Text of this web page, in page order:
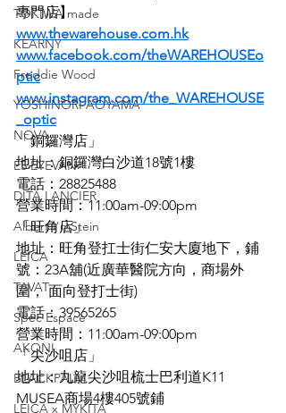
TOKIWA made
KEARNY
Freddie Wood
YOSHINORI AOYAMA
NOVA
E5 EYEVAN
DITA LANCIER
Albert I'mStein
LEICA
TAVAT
Spec Espace
AKONI
BLACKPALM
LEICA x MYKITA
專門店】
www.thewarehouse.com.hk
www.facebook.com/theWAREHOUSEo
ptic
www.instagram.com/the_WAREHOUSE
_optic
「銅鑼灣店」
地址：銅鑼灣白沙道18號1樓
電話：28825488
營業時間：11:00am-09:00pm
「旺角店」
地址：旺角登扛士街仁安大廈地下，鋪
號：23A舖(近廣華醫院方向，商場外
圍， 面向登打士街)
電話：39565265
營業時間：11:00am-09:00pm
「尖沙咀店」
地址：九龍尖沙咀梳士巴利道K11
MUSEA商場4樓405號鋪